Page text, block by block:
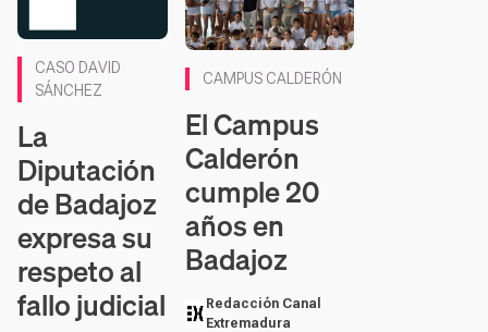
CASO DAVID
SÁNCHEZ
La
Diputación
de Badajoz
expresa su
respeto al
fallo judicial
CAMPUS CALDERÓN
El Campus
Calderón
cumple 20
años en
Badajoz
Redacción Canal
Extremadura